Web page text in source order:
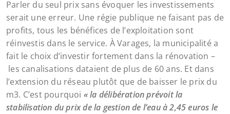
Parler du seul prix sans évoquer les investissements
serait une erreur. Une régie publique ne faisant pas de
profits, tous les bénéfices de l’exploitation sont
réinvestis dans le service. À Varages, la municipalité a
fait le choix d’investir fortement dans la rénovation –
les canalisations dataient de plus de 60 ans. Et dans
l’extension du réseau plutôt que de baisser le prix du
m3. C’est pourquoi « la délibération prévoit la
stabilisation du prix de la gestion de l’eau à 2,45 euros le